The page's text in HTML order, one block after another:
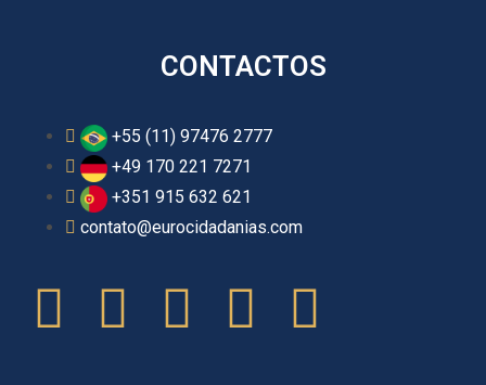
CONTACTOS
+55 (11) 97476 2777
+49 170 221 7271
+351 915 632 621
contato@eurocidadanias.com